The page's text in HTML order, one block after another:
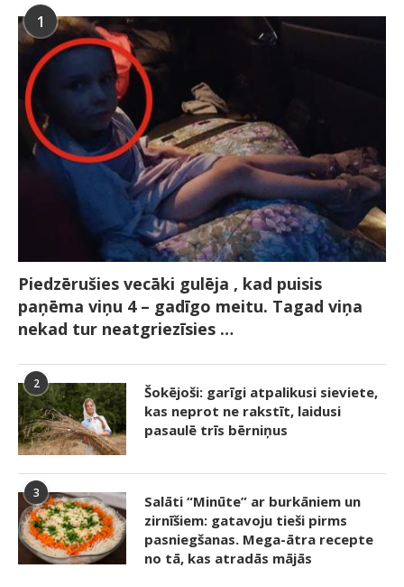
1
Piedzērušies vecāki gulēja , kad puisis
paņēma viņu 4 – gadīgo meitu. Tagad viņa
nekad tur neatgriezīsies …
2
Šokējoši: garīgi atpalikusi sieviete,
kas neprot ne rakstīt, laidusi
pasaulē trīs bērniņus
3
Salāti “Minūte” ar burkāniem un
zirnīšiem: gatavoju tieši pirms
pasniegšanas. Mega-ātra recepte
no tā, kas atradās mājās